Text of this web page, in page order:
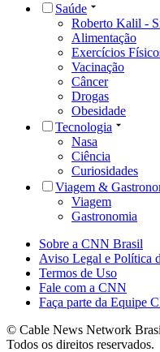
Saúde
Roberto Kalil -
Alimentação
Exercícios
Vacinação
Câncer
Drogas
Obesidade
Tecnologia
Nasa
Ciência
Curiosidades
Viagem &
Viagem
Gastronomia
Sobre a CNN Brasil
Aviso Legal e Política
Termos de Uso
Fale com a CNN
Faça parte da Equipe
© Cable News Network
Todos os direitos reservados.